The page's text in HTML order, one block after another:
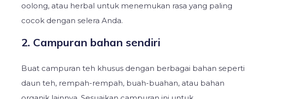
oolong, atau herbal untuk menemukan rasa yang paling
cocok dengan selera Anda.
2. Campuran bahan sendiri
Buat campuran teh khusus dengan berbagai bahan seperti
daun teh, rempah-rempah, buah-buahan, atau bahan